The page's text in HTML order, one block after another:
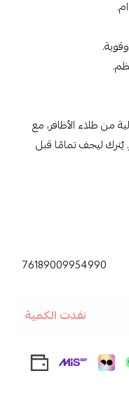
من طلاء الأظافر، مع
يُترك ليجف تمامًا قبل
76189009954990
نفدت الكمية